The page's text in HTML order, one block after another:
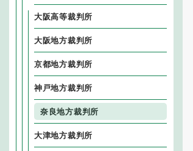
大阪高等裁判所
大阪地方裁判所
京都地方裁判所
神戸地方裁判所
奈良地方裁判所
大津地方裁判所